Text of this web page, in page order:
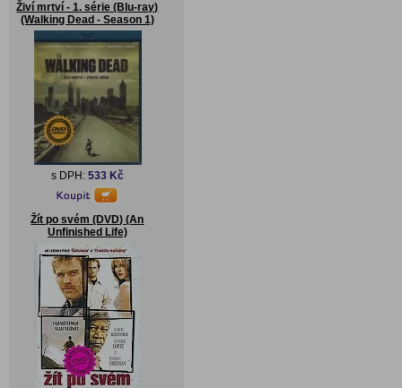
Živí mrtví - 1. série (Blu-ray)
(Walking Dead - Season 1)
s DPH: 533 Kč
Žít po svém (DVD) (An
Unfinished Life)